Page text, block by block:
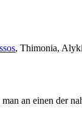
, Thimonia,
an einen der